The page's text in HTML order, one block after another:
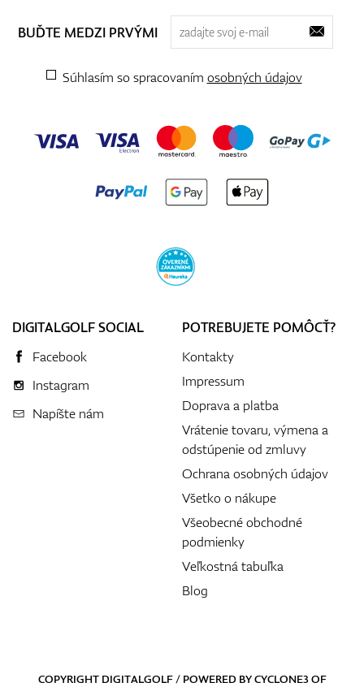
BUĎTE MEDZI PRVÝMI
Súhlasím so spracovaním osobných údajov
DIGITALGOLF SOCIAL
Facebook
Instagram
Napíšte nám
POTREBUJETE POMÔCŤ?
Kontakty
Impressum
Doprava a platba
Vrátenie tovaru, výmena a
odstúpenie od zmluvy
Ochrana osobných údajov
Všetko o nákupe
Všeobecné obchodné
podmienky
Veľkostná tabuľka
Blog
COPYRIGHT DIGITALGOLF / POWERED BYCYCLONE3OF